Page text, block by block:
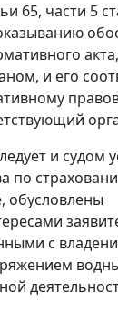
65, части 5
и его
и судом
по
обусловлены
с